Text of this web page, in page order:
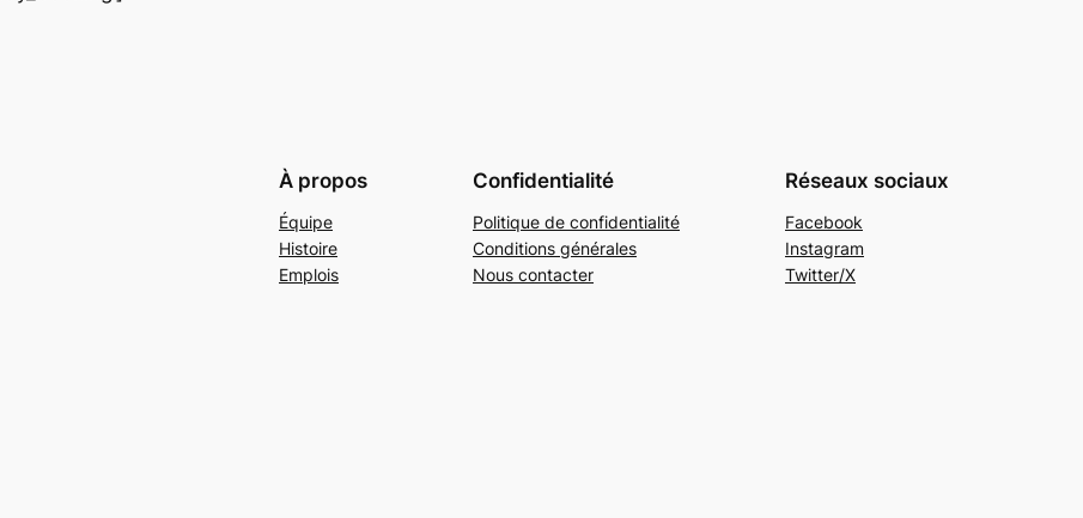
À propos
Équipe
Histoire
Emplois
Confidentialité
Politique de confidentialité
Conditions générales
Nous contacter
Réseaux sociaux
Facebook
Instagram
Twitter/X